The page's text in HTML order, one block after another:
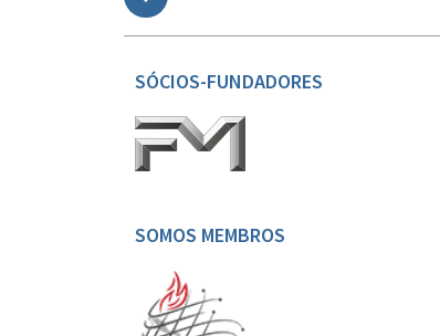
SÓCIOS-FUNDADORES
SOMOS MEMBROS